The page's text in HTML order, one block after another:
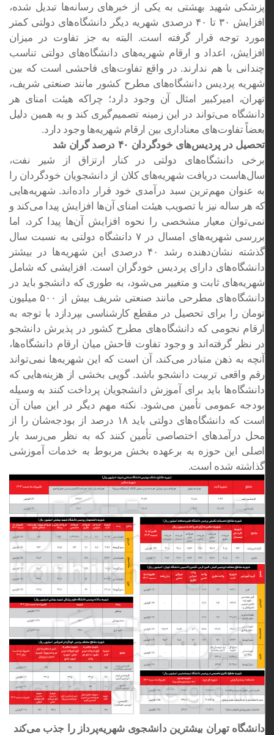
پزشکی شهید بهشتی به یکی از خبرهای رسانه‌ها تبدیل شده،
افزایش ۳۰ تا ۴۰ درصدی شهریه دیگر دانشگاه‌های دولتی کمتر
مورد توجه قرار گرفته است. البته به جز تفاوت در میزان
افزایش، اعداد و ارقام شهریه‌های دانشگاه‌های دولتی تناسب
چندانی با هم ندارند. در واقع تفاوت‌های فاحشی است که بین
شهریه پردیس دانشگاه‌های مطرح کشور مانند صنعتی شریف،
تهران، امیرکبیر امثال آن وجود دارد؛ چراکه هیئت امنای هر
دانشگاه می‌تواند در این زمینه تصمیم‌گیری کند و به همین دلیل
بعضاً تفاوت‌های معناداری بین ارقام شهریه‌ها وجود دارد.
تحصیل در پردیس‌های خودگردان ۴۰ درصد گران شد
برخی دانشگاه‌های دولتی در کنار ارتزاق از شیر نفت،
سال‌هاست دریافت شهریه‌های کلان از دانشجویان خودگردان را
به عنوان مهم‌ترین سبد درآمدی خود قرار داده‌اند. شهریه‌هایی
که هر ساله نیز با تصویب هیئت امنای آن‌ها افزایش پیدا می‌کند و
نمی‌توان معیار مشخصی را نحوه افزایش آن‌ها پیدا کرد، اما
بررسی شهریه‌های امسال در ۷ دانشگاه دولتی به نسبت سال
گذشته نشان‌دهنده رشد ۴۰ درصدی این شهریه‌ها در بیشتر
دانشگاه‌های دارای پردیس خودگران است. افزایشی که شامل
شهریه‌های ثابت و متغییر می‌شود، به طوری که دانشجو باید در
دانشگاه‌های مطرحی مانند صنعتی شریف بیش از ۵۰۰ میلیون
تومان را برای تحصیل در مقطع کارشناسی بپردازد با توجه به
ارقام نجومی که دانشگاه‌های مطرح کشور در پذیرش دانشجو
در نظر گرفته‌اند و وجود تفاوت فاحش میان ارقام دانشگاه‌ها،
آنچه به ذهن متبادر می‌کند، آن است که این شهریه‌ها نمی‌تواند
رقم واقعی تربیت دانشجو باشد. گویی بخشی از هزینه‌هایی که
دانشگاه‌ها باید برای آموزش دانشجویان پرداخت کنند به وسیله
بودجه عمومی تأمین می‌شود. نکته مهم دیگر در این میان آن
است که دانشگاه‌های دولتی باید ۱۸ درصد از بودجه‌شان را از
محل درآمدهای اختصاصی تأمین کنند که به نظر می‌رسد بار
اصلی این حوزه به برعهده بخش مربوط به خدمات آموزشی
گذاشته شده است.
دانشگاه تهران بیشترین دانشجوی شهریه‌پرداز را جذب می‌کند